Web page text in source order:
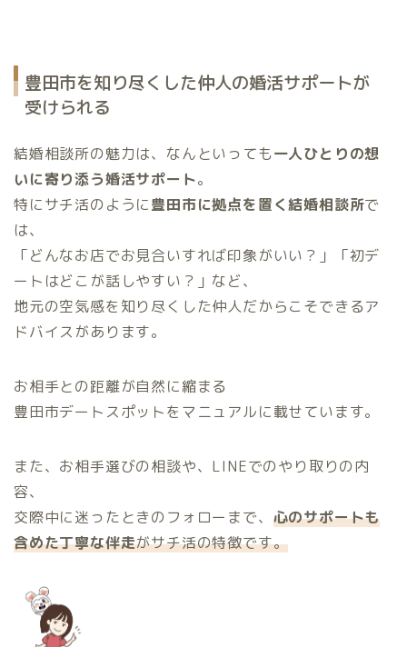
豊田市を知り尽くした仲人の婚活サポートが
受けられる
結婚相談所の魅力は、なんといっても一人ひとりの想
いに寄り添う婚活サポート。
特にサチ活のように豊田市に拠点を置く結婚相談所で
は、
「どんなお店でお見合いすれば印象がいい？」「初デ
ートはどこが話しやすい？」など、
地元の空気感を知り尽くした仲人だからこそできるア
ドバイスがあります。
お相手との距離が自然に縮まる
豊田市デートスポットをマニュアルに載せています。
また、お相手選びの相談や、LINEでのやり取りの内
容、
交際中に迷ったときのフォローまで、 心のサポートも
含めた丁寧な伴走がサチ活の特徴です。